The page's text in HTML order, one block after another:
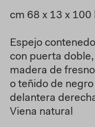
cm 68 x 13 x 100
Espejo
con puerta
madera de
o teñido de
delantera
Viena natural